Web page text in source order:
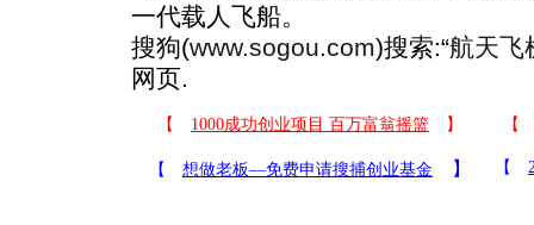
一代载人飞船。
搜狗(www.sogou.com)搜索:“航天飞
网页.